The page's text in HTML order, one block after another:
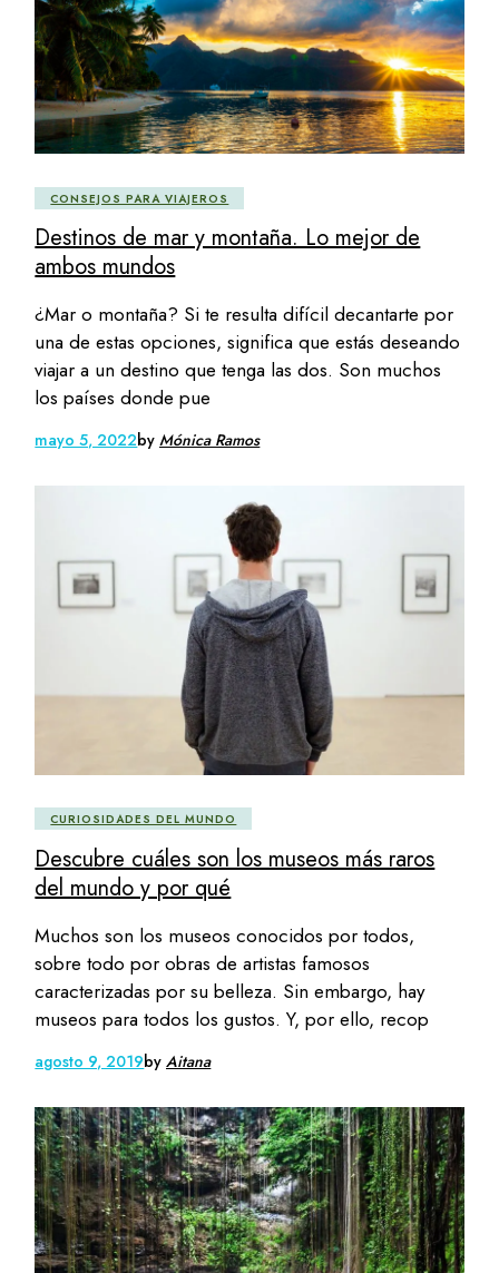
CONSEJOS PARA VIAJEROS
Destinos de mar y montaña. Lo mejor de
ambos mundos
¿Mar o montaña? Si te resulta difícil decantarte por
una de estas opciones, significa que estás deseando
viajar a un destino que tenga las dos. Son muchos
los países donde pue
mayo 5, 2022byMónica Ramos
CURIOSIDADES DEL MUNDO
Descubre cuáles son los museos más raros
del mundo y por qué
Muchos son los museos conocidos por todos,
sobre todo por obras de artistas famosos
caracterizadas por su belleza. Sin embargo, hay
museos para todos los gustos. Y, por ello, recop
agosto 9, 2019byAitana